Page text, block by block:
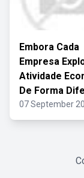
Embora Cada
Empresa
Atividade
De Forma
07 September